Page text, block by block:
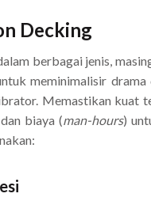
Decking
berbagai jenis,
meminimalisir
Memastikan kuat
biaya (man-hours)